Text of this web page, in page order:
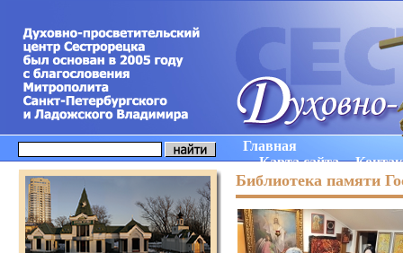
Главная
Карта сайта
Библиотека памяти